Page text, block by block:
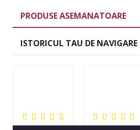
PRODUSE ASEMANATOARE
ISTORICUL TAU DE NAVIGARE